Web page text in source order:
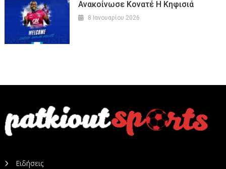
Ανακοίνωσε Κονατέ Η Κηφισιά
8 Ιανουαρίου 2026
Ειδήσεις